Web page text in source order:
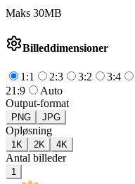
Maks 30MB
Billeddimensioner
1:1 2:3 3:2 3:4
21:9
Auto
Output-format
PNG JPG
Opløsning
1K 2K 4K
Antal billeder
1